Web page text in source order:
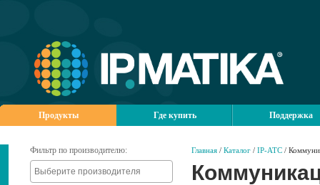
Продукты Где купить Поддержка
Фильтр по производителю: Главная / Каталог / IP-АТС /